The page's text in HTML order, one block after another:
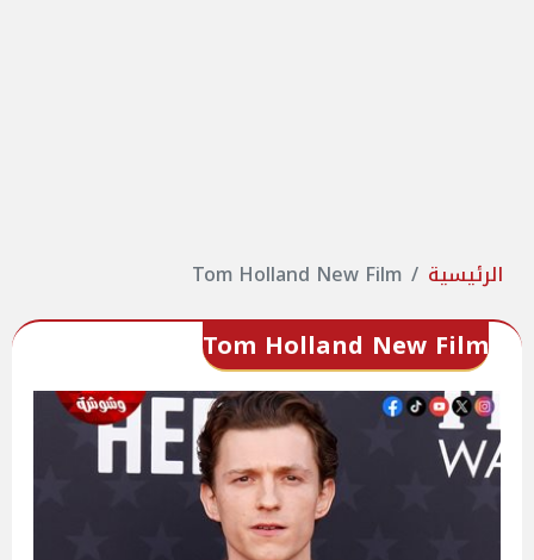
الرئيسية Tom Holland New Film
Tom Holland New Film